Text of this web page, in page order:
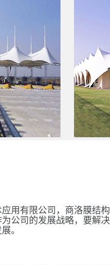
用有限公司，商洛膜结
公司的发展战略，要解
。